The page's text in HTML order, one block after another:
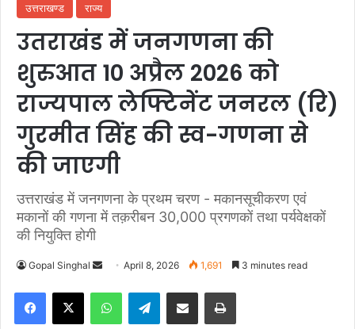
उत्तराखण्ड राज्य
उतराखंड में जनगणना की
शुरुआत 10 अप्रैल 2026 को
राज्यपाल लेफ्टिनेंट जनरल (रि)
गुरमीत सिंह की स्व-गणना से
की जाएगी
उत्तराखंड में जनगणना के प्रथम चरण - मकानसूचीकरण एवं
मकानों की गणना में तक़रीबन 30,000 प्रगणकों तथा पर्यवेक्षकों
की नियुक्ति होगी
Gopal Singhal
n
d
April 8, 2026 1,691 3 minutes read
Telegram